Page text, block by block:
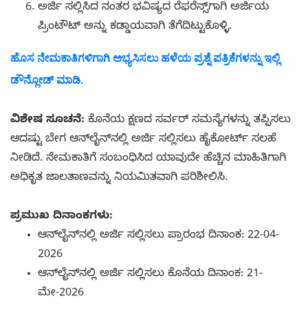
ಅರ್ಜಿ ಸಲ್ಲಿಸಿದ ನಂತರ ಭವಿಷ್ಯದ ರೆಫರೆನ್ಸ್‌ಗಾಗಿ ಅರ್ಜಿಯ
ಪ್ರಿಂಟೌಟ್ ಅನ್ನು ಕಡ್ಡಾಯವಾಗಿ ತೆಗೆದಿಟ್ಟುಕೊಳ್ಳಿ.
ಹೊಸ ನೇಮಕಾತಿಗಳಿಗಾಗಿ ಅಭ್ಯಸಿಸಲು ಹಳೆಯ ಪ್ರಶ್ನೆ ಪತ್ರಿಕೆಗಳನ್ನು ಇಲ್ಲಿ
ಡೌನ್ಲೋಡ್ ಮಾಡಿ.
ವಿಶೇಷ ಸೂಚನೆ: ಕೊನೆಯ ಕ್ಷಣದ ಸರ್ವರ್ ಸಮಸ್ಯೆಗಳನ್ನು ತಪ್ಪಿಸಲು
ಆದಷ್ಟು ಬೇಗ ಆನ್‌ಲೈನ್‌ನಲ್ಲಿ ಅರ್ಜಿ ಸಲ್ಲಿಸಲು ಹೈಕೋರ್ಟ್ ಸಲಹೆ
ನೀಡಿದೆ. ನೇಮಕಾತಿಗೆ ಸಂಬಂಧಿಸಿದ ಯಾವುದೇ ಹೆಚ್ಚಿನ ಮಾಹಿತಿಗಾಗಿ
ಅಧಿಕೃತ ಜಾಲತಾಣವನ್ನು ನಿಯಮಿತವಾಗಿ ಪರಿಶೀಲಿಸಿ.
ಪ್ರಮುಖ ದಿನಾಂಕಗಳು:
ಆನ್‌ಲೈನ್‌ನಲ್ಲಿ ಅರ್ಜಿ ಸಲ್ಲಿಸಲು ಪ್ರಾರಂಭ ದಿನಾಂಕ: 22-04-
2026
ಆನ್‌ಲೈನ್‌ನಲ್ಲಿ ಅರ್ಜಿ ಸಲ್ಲಿಸಲು ಕೊನೆಯ ದಿನಾಂಕ: 21-
ಮೇ-2026